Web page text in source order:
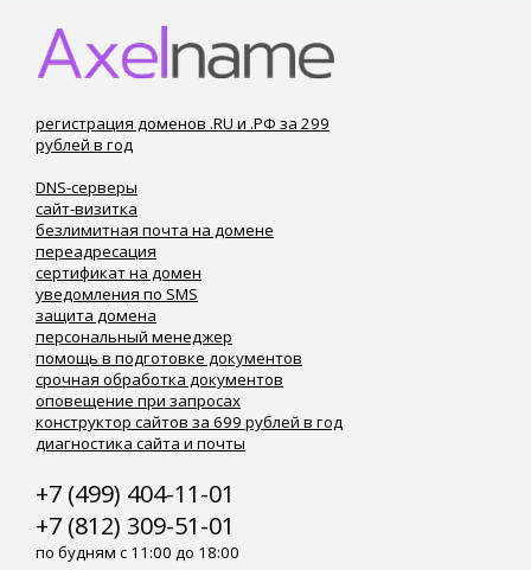
регистрация доменов .RU и .РФ за 299
рублей в год
DNS-серверы
сайт-визитка
безлимитная почта на домене
переадресация
сертификат на домен
уведомления по SMS
защита домена
персональный менеджер
помощь в подготовке документов
срочная обработка документов
оповещение при запросах
конструктор сайтов за 699 рублей в год
диагностика сайта и почты
+7 (499) 404-11-01
+7 (812) 309-51-01
по будням с 11:00 до 18:00